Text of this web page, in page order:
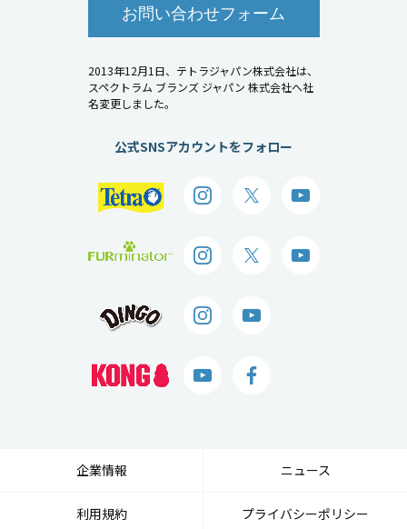
お問い合わせフォーム
2013年12月1日、テトラジャパン株式会社は、
スペクトラム ブランズ ジャパン 株式会社へ社
名変更しました。
公式SNSアカウントをフォロー
企業情報 ニュース
利用規約 プライバシーポリシー